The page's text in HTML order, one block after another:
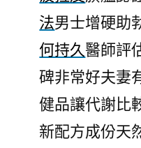
法男士增硬助
何持久醫師評
碑非常好夫妻
健品讓代謝比
新配方成份天